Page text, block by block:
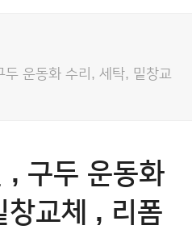
두 운동화 수리, 세탁, 밑창교
, 구두 운동화
교체 , 리폼